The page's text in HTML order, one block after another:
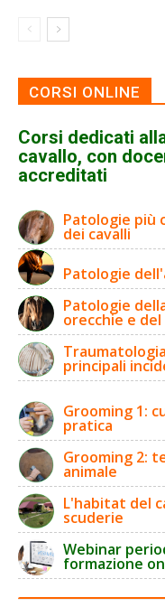
CORSI ONLINE
Corsi dedicati
cavallo, con
accreditati
Patologie più
dei cavalli
Patologie
Patologie
orecchie e
principali
Grooming 1:
pratica
Grooming 2:
animale
L'habitat del
scuderie
Webinar
formazione